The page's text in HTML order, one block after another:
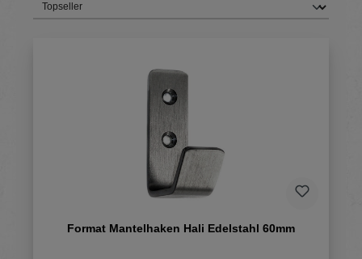
Format Mantelhaken Hali Edelstahl 60mm